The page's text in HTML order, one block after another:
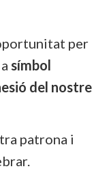
per
símbol
del nostre
patrona i